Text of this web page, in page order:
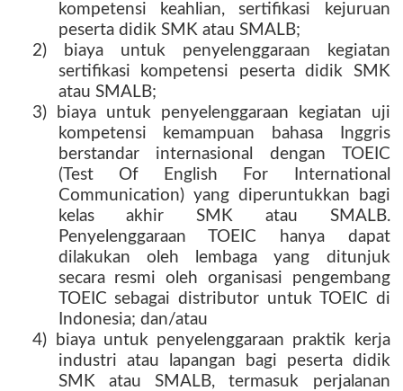
kompetensi keahlian, sertifikasi kejuruan
peserta didik SMK atau SMALB;
2) biaya untuk penyelenggaraan kegiatan
sertifikasi kompetensi peserta didik SMK
atau SMALB;
3) biaya untuk penyelenggaraan kegiatan uji
kompetensi kemampuan bahasa Inggris
berstandar internasional dengan TOEIC
(Test Of English For International
Communication) yang diperuntukkan bagi
kelas akhir SMK atau SMALB.
Penyelenggaraan TOEIC hanya dapat
dilakukan oleh lembaga yang ditunjuk
secara resmi oleh organisasi pengembang
TOEIC sebagai distributor untuk TOEIC di
Indonesia; dan/atau
4) biaya untuk penyelenggaraan praktik kerja
industri atau lapangan bagi peserta didik
SMK atau SMALB, termasuk perjalanan